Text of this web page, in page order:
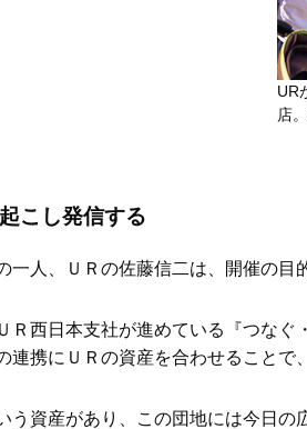
UR
店
こし発信する
一人、ＵＲの佐藤信二は、開催の目
Ｒ西日本支社が進めている『つな
連携にＵＲの資産を合わせることで
う資産があり、この団地には今日